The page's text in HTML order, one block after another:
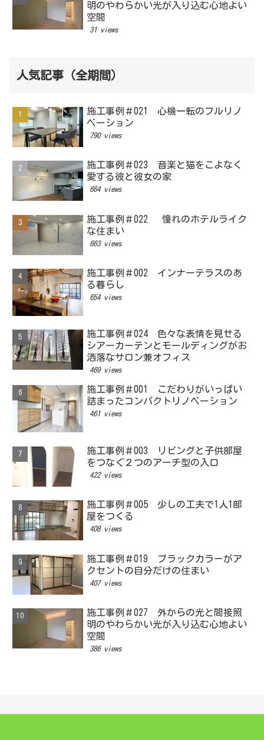
明のやわらかい光が入り込む心地よい
空間
31 views
人気記事（全期間）
施工事例＃021 心機一転のフルリノ
ベーション
790 views
施工事例＃023 音楽と猫をこよなく
愛する彼と彼女の家
664 views
施工事例＃022 憧れのホテルライク
な住まい
663 views
施工事例＃002 インナーテラスのあ
る暮らし
654 views
施工事例＃024 色々な表情を見せる
シアーカーテンとモールディングがお
洒落なサロン兼オフィス
469 views
施工事例＃001 こだわりがいっぱい
詰まったコンパクトリノベーション
461 views
施工事例＃003 リビングと子供部屋
をつなぐ２つのアーチ型の入口
422 views
施工事例＃005 少しの工夫で1人1部
屋をつくる
408 views
施工事例＃019 ブラックカラーがア
クセントの自分だけの住まい
407 views
施工事例＃027 外からの光と間接照
明のやわらかい光が入り込む心地よい
空間
386 views